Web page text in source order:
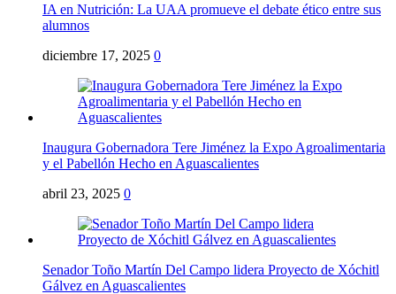
IA en Nutrición: La UAA promueve el debate ético entre sus
alumnos
diciembre 17, 2025 0
Inaugura Gobernadora Tere Jiménez la Expo Agroalimentaria
y el Pabellón Hecho en Aguascalientes
abril 23, 2025 0
Senador Toño Martín Del Campo lidera Proyecto de Xóchitl
Gálvez en Aguascalientes